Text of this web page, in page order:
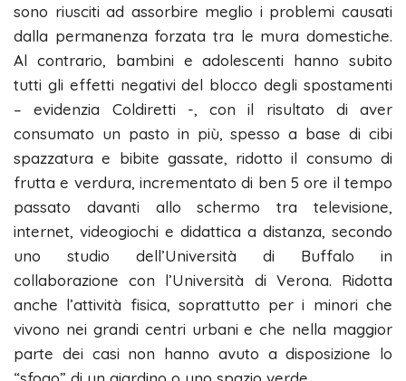
sono riusciti ad assorbire meglio i problemi causati
dalla permanenza forzata tra le mura domestiche.
Al contrario, bambini e adolescenti hanno subito
tutti gli effetti negativi del blocco degli spostamenti
– evidenzia Coldiretti -, con il risultato di aver
consumato un pasto in più, spesso a base di cibi
spazzatura e bibite gassate, ridotto il consumo di
frutta e verdura, incrementato di ben 5 ore il tempo
passato davanti allo schermo tra televisione,
internet, videogiochi e didattica a distanza, secondo
uno studio dell’Università di Buffalo in
collaborazione con l’Università di Verona. Ridotta
anche l’attività fisica, soprattutto per i minori che
vivono nei grandi centri urbani e che nella maggior
parte dei casi non hanno avuto a disposizione lo